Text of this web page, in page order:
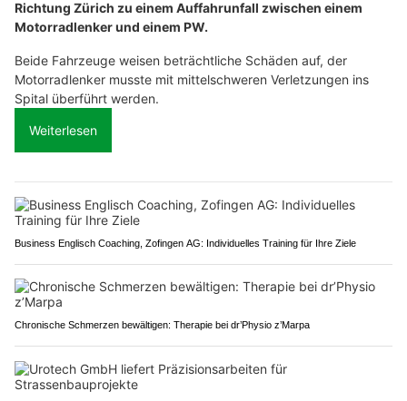
Richtung Zürich zu einem Auffahrunfall zwischen einem
Motorradlenker und einem PW.
Beide Fahrzeuge weisen beträchtliche Schäden auf, der
Motorradlenker musste mit mittelschweren Verletzungen ins
Spital überführt werden.
Weiterlesen
Business Englisch Coaching, Zofingen AG: Individuelles Training für Ihre Ziele
Chronische Schmerzen bewältigen: Therapie bei dr’Physio z’Marpa